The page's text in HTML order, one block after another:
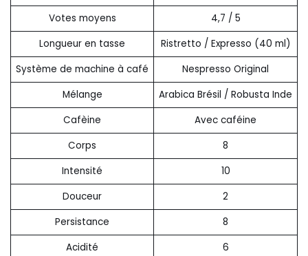
Votes moyens
4,7 / 5
Longueur en tasse
Ristretto / Expresso (40 ml)
Système de machine à café
Nespresso Original
Mélange
Arabica Brésil / Robusta Inde
Cafèine
Avec caféine
Corps
8
Intensité
10
Douceur
2
Persistance
8
Acidité
6